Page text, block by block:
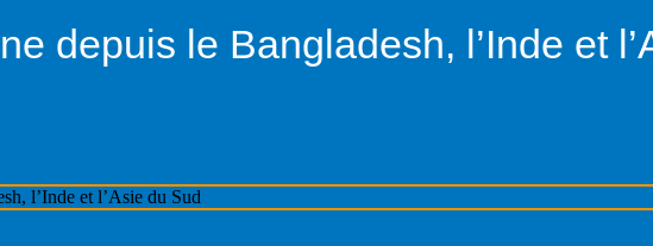
depuis le Bangladesh, l’Inde et